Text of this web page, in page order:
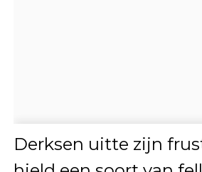
Derksen uitte zijn